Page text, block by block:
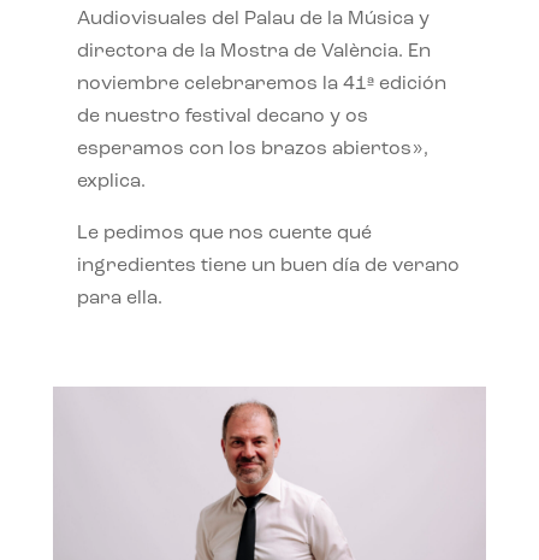
Audiovisuales del Palau de la Música y
directora de la Mostra de València. En
noviembre celebraremos la 41ª edición
de nuestro festival decano y os
esperamos con los brazos abiertos»,
explica.
Le pedimos que nos cuente qué
ingredientes tiene un buen día de verano
para ella.